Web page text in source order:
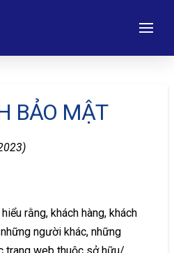
BẢO MẬT
rằng, khách hàng, khách
người khác, những